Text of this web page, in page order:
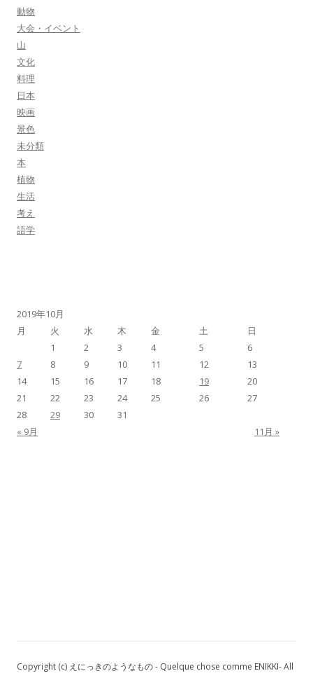
動物
大会・イベント
山
文化
料理
日本
映画
景色
未分類
本
植物
生活
考え
語学
2019年10月
月
火 水 木 金 土 日
« 9月 11月 »
1 2 3 4 5
6
7
8 9 10 11 12
13
14
15 16 17 18 19
20
21
22 23 24 25 26
27
28
29 30 31
Copyright (c) えにっきのようなもの - Quelque chose comme ENIKKI- All